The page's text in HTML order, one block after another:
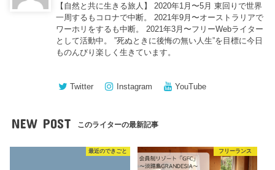
【自然と共に生きる旅人】 2020年1月〜5月 東回りで世界
一周するもコロナで中断。 2021年9月〜オーストラリアで
ワーホリをするも中断。 2021年3月〜フリーWebライター
として活動中。 ”死ぬときに後悔の無い人生”を目標に今日
ものんびり楽しく生きています。
Twitter Instagram YouTube
NEW POST このライターの最新記事
最近のできごと フリーランス